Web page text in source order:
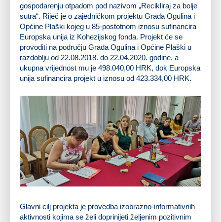
gospodarenju otpadom pod nazivom „Recikliraj za bolje
sutra“. Riječ je o zajedničkom projektu Grada Ogulina i
Općine Plaški kojeg u 85-postotnom iznosu sufinancira
Europska unija iz Kohezijskog fonda. Projekt će se
provoditi na području Grada Ogulina i Općine Plaški u
razdoblju od 22.08.2018. do 22.04.2020. godine, a
ukupna vrijednost mu je 498.040,00 HRK, dok Europska
unija sufinancira projekt u iznosu od 423.334,00 HRK.
Glavni cilj projekta je provedba izobrazno-informativnih
aktivnosti kojima se želi doprinijeti željenim pozitivnim